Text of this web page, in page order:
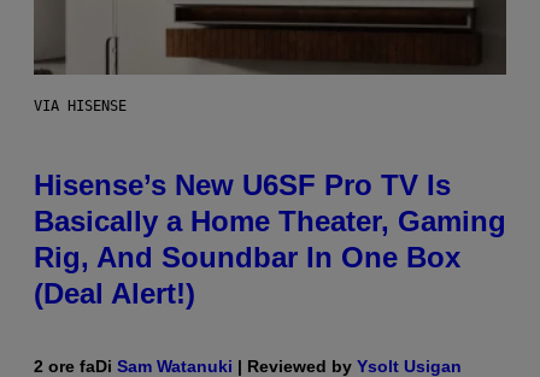
VIA HISENSE
Hisense’s New U6SF Pro TV Is
Basically a Home Theater, Gaming
Rig, And Soundbar In One Box
(Deal Alert!)
2 ore faDi Sam Watanuki | Reviewed by Ysolt Usigan